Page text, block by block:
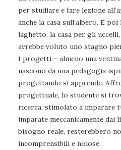
per studiare e fare lezione
anche la casa sull’albero. E
laghetto, la casa per gli uccelli,
avrebbe voluto uno stagno
I progetti – almeno una
nascono da una pedagogia
progettando si apprende.
progettuale, lo studente si
ricerca, stimolato a imparare
imparate meccanicamente dai
bisogno reale, resterebbero
incomprensibili e noiose.